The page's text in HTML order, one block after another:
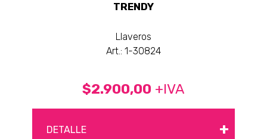
TRENDY
Llaveros
Art.: 1-30824
$2.900,00 +IVA
DETALLE +